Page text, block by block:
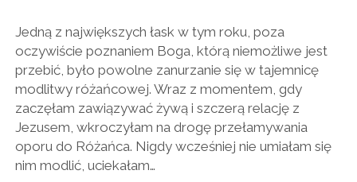
Jedną z największych łask w tym roku, poza
oczywiście poznaniem Boga, którą niemożliwe jest
przebić, było powolne zanurzanie się w tajemnicę
modlitwy różańcowej. Wraz z momentem, gdy
zaczęłam zawiązywać żywą i szczerą relację z
Jezusem, wkroczyłam na drogę przełamywania
oporu do Różańca. Nigdy wcześniej nie umiałam się
nim modlić, uciekałam…